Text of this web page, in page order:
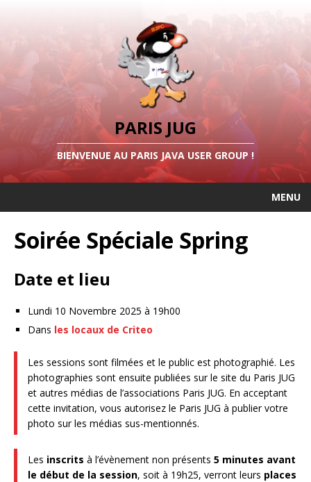
PARIS JUG
BIENVENUE AU PARIS JAVA USER GROUP !
MENU
Soirée Spéciale Spring
Date et lieu
Lundi 10 Novembre 2025 à 19h00
Dans les locaux de Criteo
Les sessions sont filmées et le public est photographié. Les
photographies sont ensuite publiées sur le site du Paris JUG
et autres médias de l’associations Paris JUG. En acceptant
cette invitation, vous autorisez le Paris JUG à publier votre
photo sur les médias sus-mentionnés.
Les inscrits à l’évènement non présents 5 minutes avant
le début de la session, soit à 19h25, verront leurs places